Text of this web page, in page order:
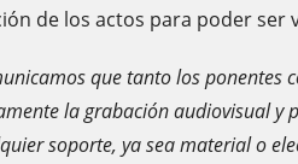
de los actos para poder ser
que tanto los ponentes
la grabación audiovisual y
soporte, ya sea material o